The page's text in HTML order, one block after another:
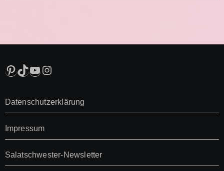
Pinterest
TikTok
YouTube
Instagram
Datenschutzerklärung
Impressum
Salatschwester-Newsletter